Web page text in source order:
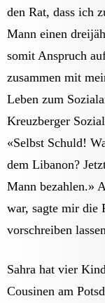
den Rat, dass ich
Mann einen
somit Anspruch
zusammen mit
Leben zum
Kreuzberger
«Selbst Schuld!
dem Libanon?
Mann bezahlen.»
war, sagte mir die
vorschreiben
Sahra hat vier
Cousinen am